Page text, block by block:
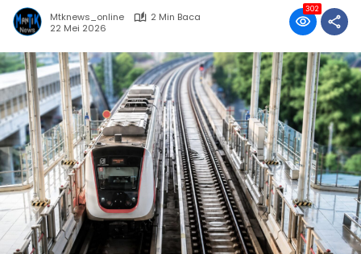
Mtknews_online
2 Min Baca
22 Mei 2026
302